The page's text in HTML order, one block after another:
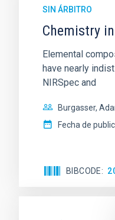
SIN ÁRBITRO
Chemistry
Elemental
have nearly
NIRSpec and
Burgasser,
Fecha de
BIBCODE